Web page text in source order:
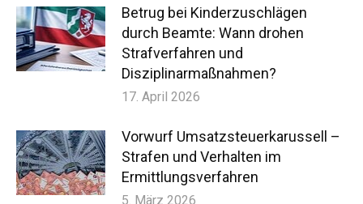
Betrug bei Kinderzuschlägen
durch Beamte: Wann drohen
Strafverfahren und
Disziplinarmaßnahmen?
17. April 2026
Vorwurf Umsatzsteuerkarussell –
Strafen und Verhalten im
Ermittlungsverfahren
5. März 2026